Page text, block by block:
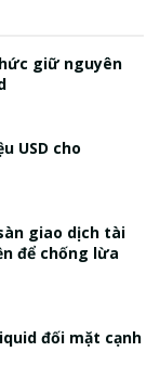
giữ nguyên
USD cho
giao dịch tài
để chống lừa
đối mặt cạnh